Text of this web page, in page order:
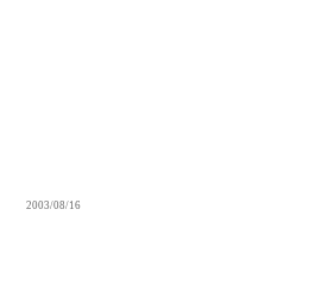
2003/08/16